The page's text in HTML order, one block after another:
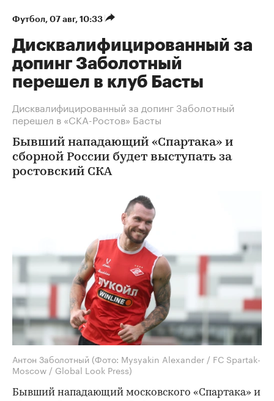
Футбол⁠, 07 авг, 10:33
Дисквалифицированный за
допинг Заболотный
перешел в клуб Басты
Дисквалифицированный за допинг Заболотный
перешел в «СКА-Ростов» Басты
Бывший нападающий «Спартака» и
сборной России будет выступать за
ростовский СКА
Антон Заболотный (Фото: Mysyakin Alexander / FC Spartak-
Moscow / Global Look Press)
Бывший нападающий московского «Спартака» и